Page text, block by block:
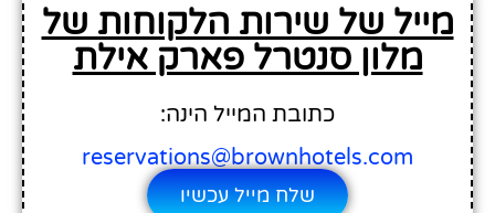
מייל של שירות הלקוחות של
מלון סנטרל פארק אילת
כתובת המייל הינה:
reservations@brownhotels.com
שלח מייל עכשיו